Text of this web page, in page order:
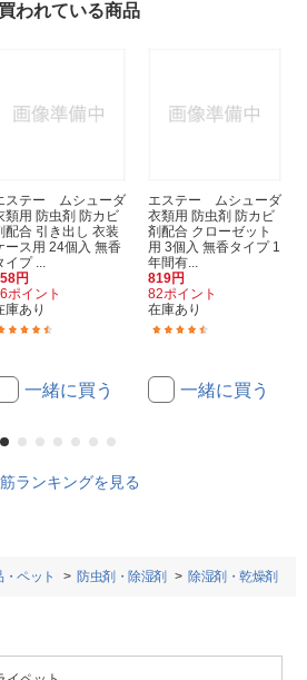
われている商品
ステー ムシューダ
類用 防虫剤 防カビ
配合 引き出し 衣装
ース用 24個入 無香
イプ ...
円
ポイント
庫あり
一緒に買う
エステー ムシューダ
衣類用 防虫剤 防カビ
剤配合 クローゼット
用 3個入 無香タイプ 1
年間有...
819円
82ポイント
在庫あり
一緒に買う
ランキングを見る
ペット 防虫剤・除湿剤 除湿剤・乾燥剤